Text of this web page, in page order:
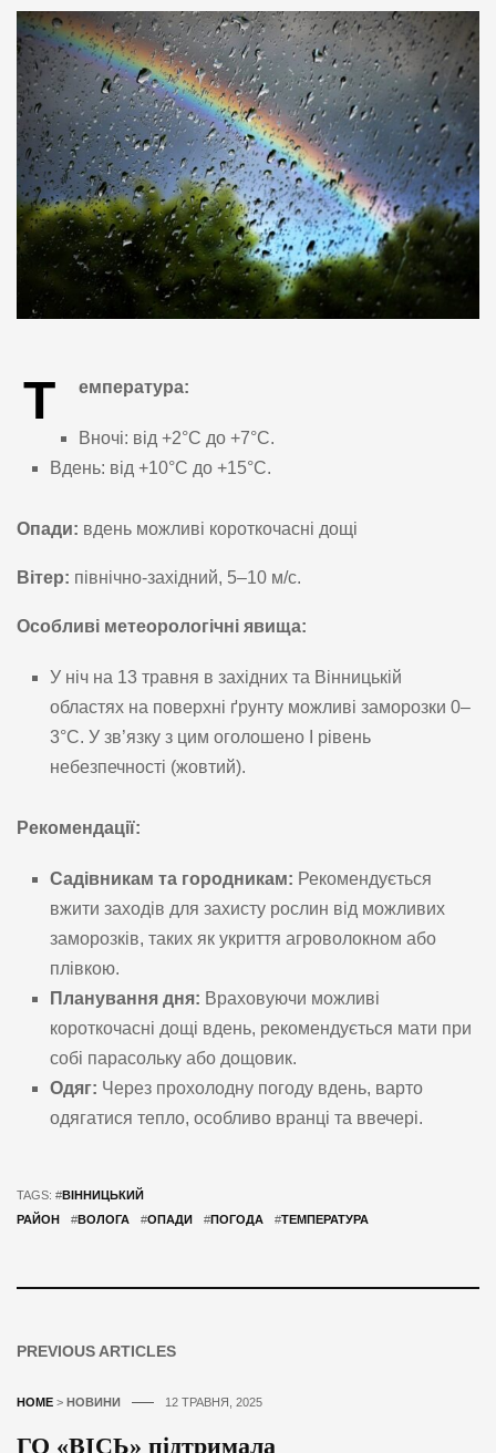
Т емпература:
Вночі: від +2°C до +7°C.
Вдень: від +10°C до +15°C.
Опади: вдень можливі короткочасні дощі
Вітер: північно-західний, 5–10 м/с.
Особливі метеорологічні явища:
У ніч на 13 травня в західних та Вінницькій
областях на поверхні ґрунту можливі заморозки 0–
3°C. У зв’язку з цим оголошено I рівень
небезпечності (жовтий).
Рекомендації:
Садівникам та городникам: Рекомендується
вжити заходів для захисту рослин від можливих
заморозків, таких як укриття агроволокном або
плівкою.
Планування дня: Враховуючи можливі
короткочасні дощі вдень, рекомендується мати при
собі парасольку або дощовик.
Одяг: Через прохолодну погоду вдень, варто
одягатися тепло, особливо вранці та ввечері.
TAGS: #ВІННИЦЬКИЙ
РАЙОН
#ВОЛОГА #ОПАДИ #ПОГОДА #ТЕМПЕРАТУРА
PREVIOUS ARTICLES
HOME > НОВИНИ 12 ТРАВНЯ, 2025
ГО «ВІСЬ» підтримала